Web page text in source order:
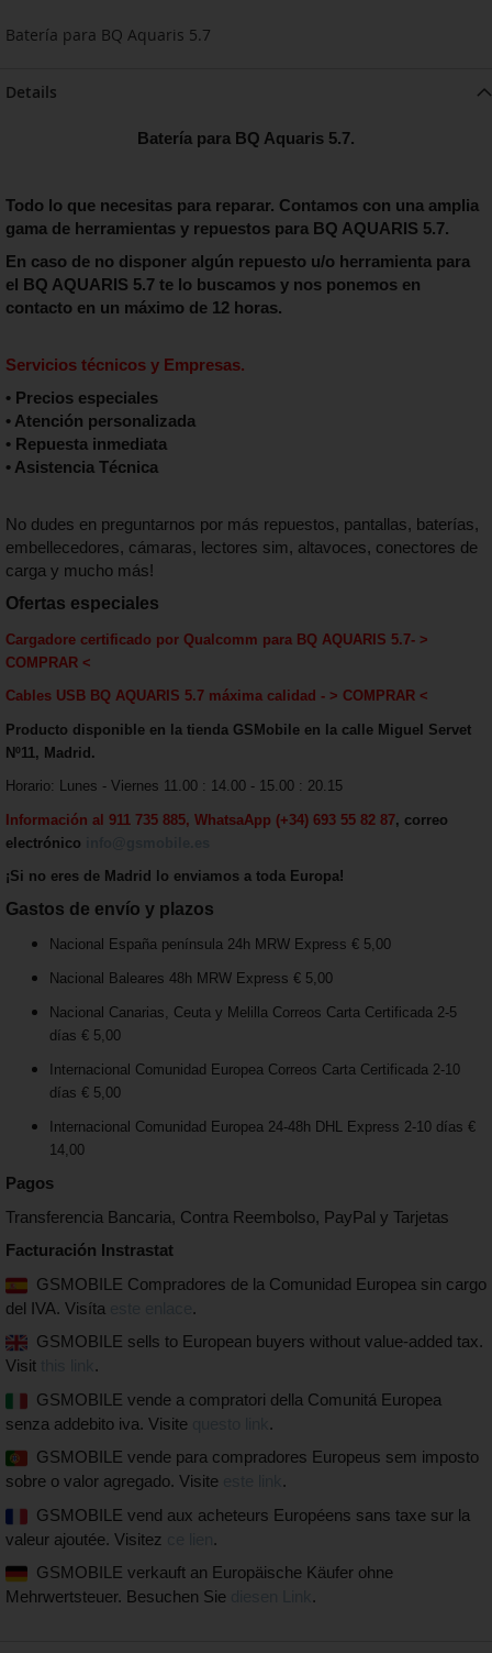
Batería para BQ Aquaris 5.7
Details
Batería para BQ Aquaris 5.7.
Todo lo que necesitas para reparar. Contamos con una amplia
gama de herramientas y repuestos para BQ AQUARIS 5.7.
En caso de no disponer algún repuesto u/o herramienta para
el BQ AQUARIS 5.7 te lo buscamos y nos ponemos en
contacto en un máximo de 12 horas.
Servicios técnicos y Empresas.
• Precios especiales
• Atención personalizada
• Repuesta inmediata
• Asistencia Técnica
No dudes en preguntarnos por más repuestos, pantallas, baterías,
embellecedores, cámaras, lectores sim, altavoces, conectores de
carga y mucho más!
Ofertas especiales
Cargadore certificado por Qualcomm para BQ AQUARIS 5.7- >
COMPRAR <
Cables USB BQ AQUARIS 5.7 máxima calidad - > COMPRAR <
Producto disponible en la tienda GSMobile en la calle Miguel Servet
Nº11, Madrid.
Horario: Lunes - Viernes 11.00 : 14.00 - 15.00 : 20.15
Información al 911 735 885, WhatsaApp (+34) 693 55 82 87, correo
electrónico
¡Si no eres de Madrid lo enviamos a toda Europa!
Gastos de envío y plazos
Nacional España península 24h MRW Express € 5,00
Nacional Baleares 48h MRW Express € 5,00
Nacional Canarias, Ceuta y Melilla Correos Carta Certificada 2-5
días € 5,00
Internacional Comunidad Europea Correos Carta Certificada 2-10
días € 5,00
Internacional Comunidad Europea 24-48h DHL Express 2-10 días €
14,00
Pagos
Transferencia Bancaria, Contra Reembolso, PayPal y Tarjetas
Facturación Instrastat
GSMOBILE Compradores de la Comunidad Europea sin cargo
del IVA. Visíta
.
GSMOBILE sells to European buyers without value-added tax.
Visit
.
GSMOBILE vende a compratori della Comunitá Europea
senza addebito iva. Visite
.
GSMOBILE vende para compradores Europeus sem imposto
sobre o valor agregado. Visite
.
GSMOBILE vend aux acheteurs Européens sans taxe sur la
valeur ajoutée. Visitez
.
GSMOBILE verkauft an Europäische Käufer ohne
Mehrwertsteuer. Besuchen Sie
.